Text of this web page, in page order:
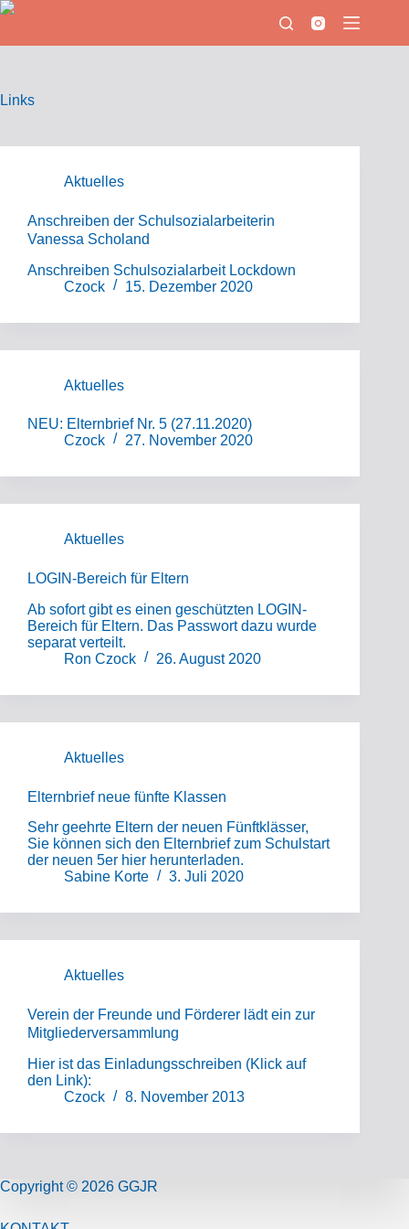
Zum
Links
Aktuelles
Anschreiben der Schulsozialarbeiterin
Vanessa Scholand
Anschreiben Schulsozialarbeit Lockdown
Czock
15. Dezember 2020
Aktuelles
NEU: Elternbrief Nr. 5 (27.11.2020)
Czock
27. November 2020
Aktuelles
LOGIN-Bereich für Eltern
Ab sofort gibt es einen geschützten LOGIN-
Bereich für Eltern. Das Passwort dazu wurde
separat verteilt.
Ron Czock
26. August 2020
Aktuelles
Elternbrief neue fünfte Klassen
Sehr geehrte Eltern der neuen Fünftklässer,
Sie können sich den Elternbrief zum Schulstart
der neuen 5er hier herunterladen.
Sabine Korte
3. Juli 2020
Aktuelles
Verein der Freunde und Förderer lädt ein zur
Mitgliederversammlung
Hier ist das Einladungsschreiben (Klick auf
den Link):
Czock
8. November 2013
Copyright © 2026 GGJR